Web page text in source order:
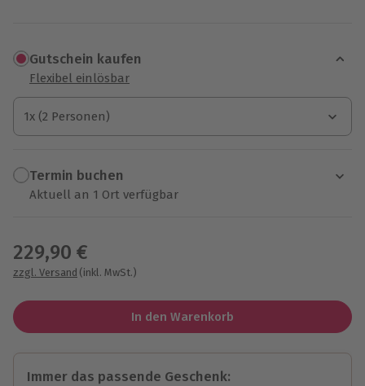
Gutschein kaufen
Flexibel einlösbar
1x (2 Personen)
1x (2 Personen)
1x (2 Personen)
Termin buchen
Aktuell an 1 Ort verfügbar
229,90 €
zzgl. Versand (inkl. MwSt.)
In den Warenkorb
Immer das passende Geschenk: